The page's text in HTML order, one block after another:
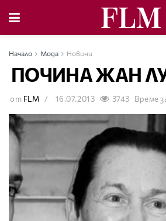
Начало Мода Новини
ПОЧИНА ЖАН
от FLM 16.07.2013 3743 Време